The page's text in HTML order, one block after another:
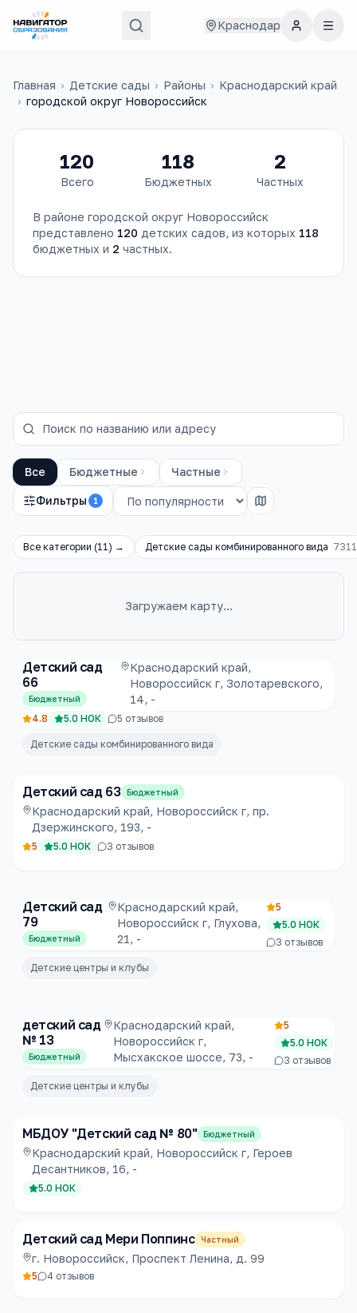
Краснодар
Главная › Детские сады › Районы › Краснодарский край
› городской округ Новороссийск
120
Всего
118
Бюджетных
2
Частных
В районе городской округ Новороссийск
представлено 120 детских садов, из которых 118
бюджетных и 2 частных.
Все Бюджетные Частные
Фильтры 1
Все категории (11) → Детские сады комбинированного вида 7311
Загружаем карту…
Детский сад
66
Бюджетный
Краснодарский край,
Новороссийск г, Золотаревского,
14, -
4.8 5.0 НОК 5 отзывов
Детские сады комбинированного вида
Детский сад 63 Бюджетный
Краснодарский край, Новороссийск г, пр.
Дзержинского, 193, -
5 5.0 НОК 3 отзывов
Детский сад
79
Бюджетный
Краснодарский край,
Новороссийск г, Глухова,
21, -
5
5.0 НОК
3 отзывов
Детские центры и клубы
детский сад
№ 13
Бюджетный
Краснодарский край,
Новороссийск г,
Мысхакское шоссе, 73, -
5
5.0 НОК
3 отзывов
Детские центры и клубы
МБДОУ "Детский сад № 80" Бюджетный
Краснодарский край, Новороссийск г, Героев
Десантников, 16, -
5.0 НОК
Детский сад Мери Поппинс Частный
г. Новороссийск, Проспект Ленина, д. 99
5 4 отзывов